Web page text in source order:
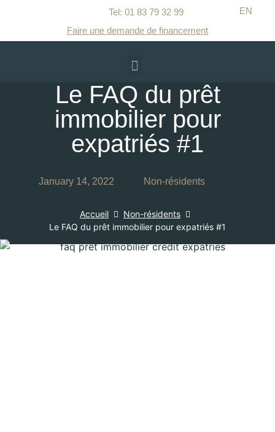
Faire une demande de financement
Tel: 01 83 79 32 99​ EN
Le FAQ du prêt
immobilier pour
expatriés #1
January 14, 2022 Non-résidents
Accueil
Non-résidents
Le FAQ du prêt immobilier pour expatriés #1